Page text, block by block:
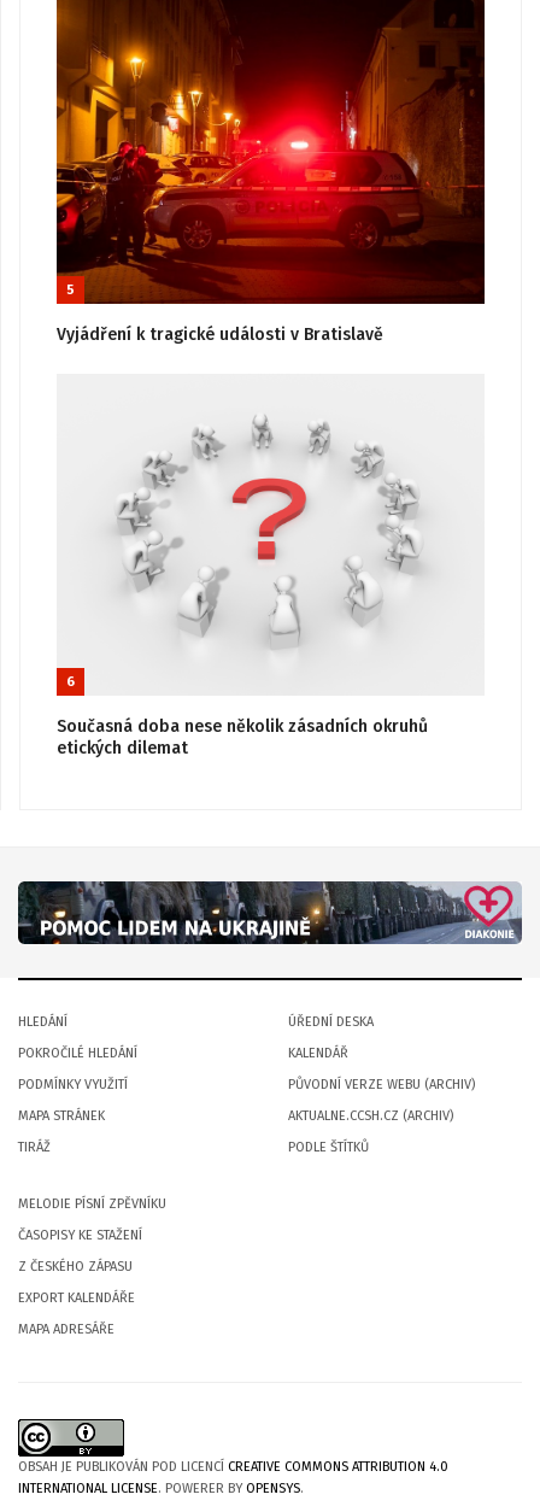
5
Vyjádření k tragické události v Bratislavě
6
Současná doba nese několik zásadních okruhů
etických dilemat
HLEDÁNÍ
POKROČILÉ HLEDÁNÍ
PODMÍNKY VYUŽITÍ
MAPA STRÁNEK
TIRÁŽ
ÚŘEDNÍ DESKA
KALENDÁŘ
PŮVODNÍ VERZE WEBU (ARCHIV)
AKTUALNE.CCSH.CZ (ARCHIV)
PODLE ŠTÍTKŮ
MELODIE PÍSNÍ ZPĚVNÍKU
ČASOPISY KE STAŽENÍ
Z ČESKÉHO ZÁPASU
EXPORT KALENDÁŘE
MAPA ADRESÁŘE
OBSAH JE PUBLIKOVÁN POD LICENCÍ CREATIVE COMMONS ATTRIBUTION 4.0
INTERNATIONAL LICENSE. POWERER BYOPENSYS.